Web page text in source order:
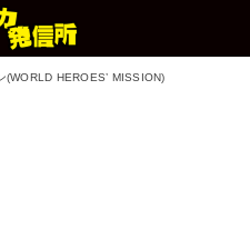
(WORLD HEROES’ MISSION)